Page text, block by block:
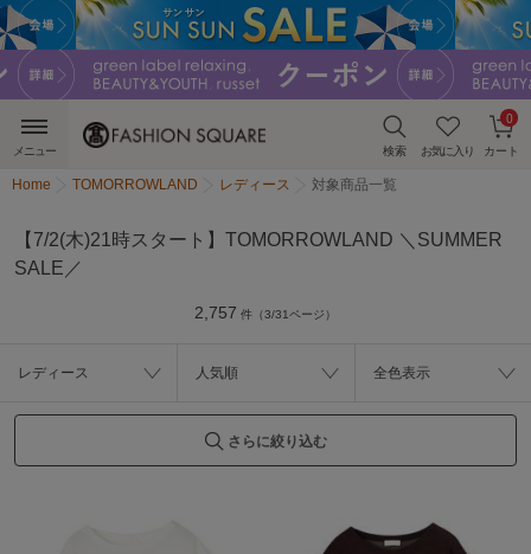
検索 お気に入り カート
0
メニュー
Home TOMORROWLAND レディース 対象商品一覧
【7/2(木)21時スタート】TOMORROWLAND ＼SUMMER
SALE／
2,757 件（3/31ページ）
レディース 人気順 全色表示
さらに絞り込む